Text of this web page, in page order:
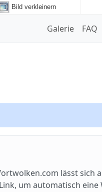
Bild verkleinern
Galerie FAQ
lässt sich
um automatisch